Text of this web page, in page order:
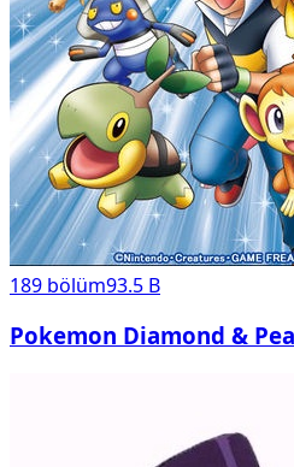
189 bölüm93.5 B
Pokemon Diamond &